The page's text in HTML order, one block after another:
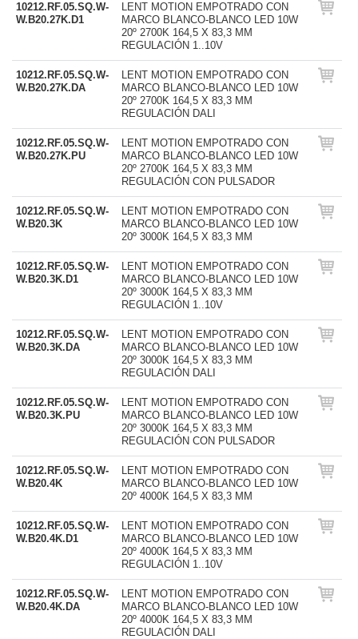
10212.RF.05.SQ.W-
W.B20.27K.D1
LENT MOTION EMPOTRADO CON
MARCO BLANCO-BLANCO LED 10W
20º 2700K 164,5 X 83,3 MM
REGULACIÓN 1..10V
10212.RF.05.SQ.W-
W.B20.27K.DA
LENT MOTION EMPOTRADO CON
MARCO BLANCO-BLANCO LED 10W
20º 2700K 164,5 X 83,3 MM
REGULACIÓN DALI
10212.RF.05.SQ.W-
W.B20.27K.PU
LENT MOTION EMPOTRADO CON
MARCO BLANCO-BLANCO LED 10W
20º 2700K 164,5 X 83,3 MM
REGULACIÓN CON PULSADOR
10212.RF.05.SQ.W-
W.B20.3K
LENT MOTION EMPOTRADO CON
MARCO BLANCO-BLANCO LED 10W
20º 3000K 164,5 X 83,3 MM
10212.RF.05.SQ.W-
W.B20.3K.D1
LENT MOTION EMPOTRADO CON
MARCO BLANCO-BLANCO LED 10W
20º 3000K 164,5 X 83,3 MM
REGULACIÓN 1..10V
10212.RF.05.SQ.W-
W.B20.3K.DA
LENT MOTION EMPOTRADO CON
MARCO BLANCO-BLANCO LED 10W
20º 3000K 164,5 X 83,3 MM
REGULACIÓN DALI
10212.RF.05.SQ.W-
W.B20.3K.PU
LENT MOTION EMPOTRADO CON
MARCO BLANCO-BLANCO LED 10W
20º 3000K 164,5 X 83,3 MM
REGULACIÓN CON PULSADOR
10212.RF.05.SQ.W-
W.B20.4K
LENT MOTION EMPOTRADO CON
MARCO BLANCO-BLANCO LED 10W
20º 4000K 164,5 X 83,3 MM
10212.RF.05.SQ.W-
W.B20.4K.D1
LENT MOTION EMPOTRADO CON
MARCO BLANCO-BLANCO LED 10W
20º 4000K 164,5 X 83,3 MM
REGULACIÓN 1..10V
10212.RF.05.SQ.W-
W.B20.4K.DA
LENT MOTION EMPOTRADO CON
MARCO BLANCO-BLANCO LED 10W
20º 4000K 164,5 X 83,3 MM
REGULACIÓN DALI